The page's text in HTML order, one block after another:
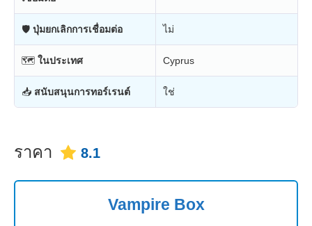
🛡 ปุ่มยกเลิกการเชื่อมต่อ ไม่
🗺 ในประเทศ Cyprus
📥 สนับสนุนการทอร์เรนต์ ใช่
ราคา 8.1
Vampire Box